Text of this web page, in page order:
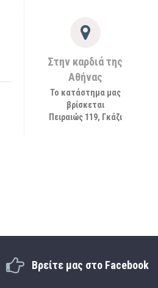
Στην καρδιά της
Αθήνας
Το κατάστημα μας
βρίσκεται
Πειραιώς 119, Γκάζι
Βρείτε μας στο Facebook